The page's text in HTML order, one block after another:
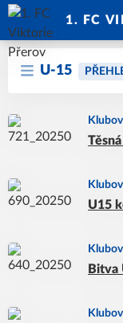
1. FC
U-15
U15
Bitva